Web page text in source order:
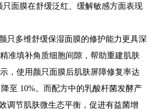
面膜在舒缓泛红、缓解敏感方面表现
只多维舒缓保湿面膜的修护能力更具深
准填补角质细胞间隙，帮助重建肌肤
，使用颜只面膜后肌肤屏障修复率达
至 10%。而配方中的乳酸杆菌发酵产
调节肌肤微生态平衡，促进有益菌增